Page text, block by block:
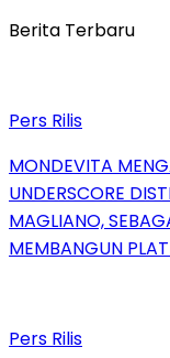
Berita Terbaru
Pers Rilis
MONDEVITA
UNDERSCORE
MAGLIANO,
MEMBANGUN
Pers Rilis